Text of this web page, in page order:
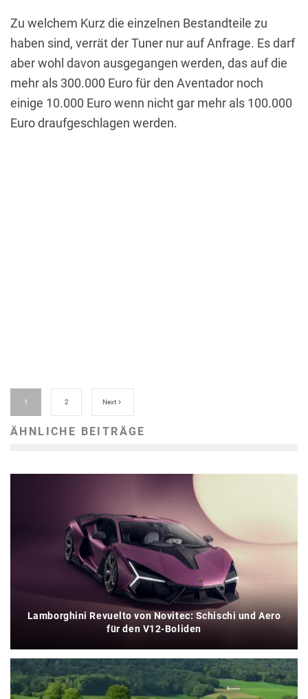
Zu welchem Kurz die einzelnen Bestandteile zu
haben sind, verrät der Tuner nur auf Anfrage. Es darf
aber wohl davon ausgegangen werden, das auf die
mehr als 300.000 Euro für den Aventador noch
einige 10.000 Euro wenn nicht gar mehr als 100.000
Euro draufgeschlagen werden.
1 2 Next
ÄHNLICHE BEITRÄGE
Lamborghini Revuelto von Novitec: Schischi und Aero
für den V12-Boliden